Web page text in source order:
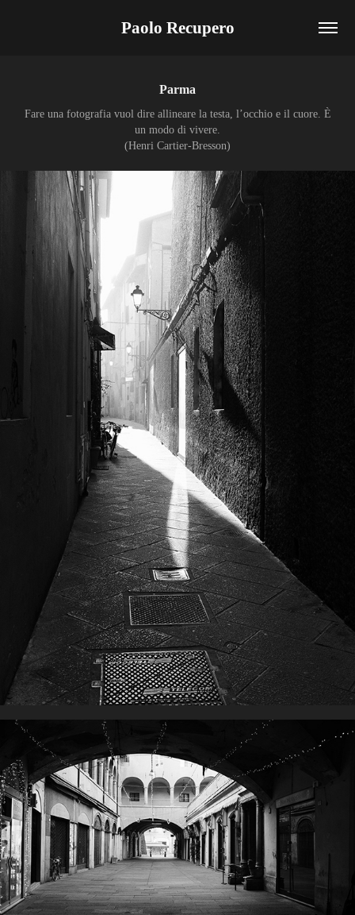
Paolo Recupero
Parma
Fare una fotografia vuol dire allineare la testa, l’occhio e il cuore. È
un modo di vivere.